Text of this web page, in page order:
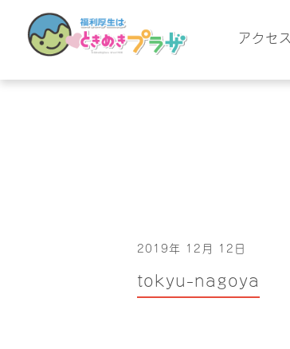
アクセス
2019年 12月 12日
tokyu-nagoya